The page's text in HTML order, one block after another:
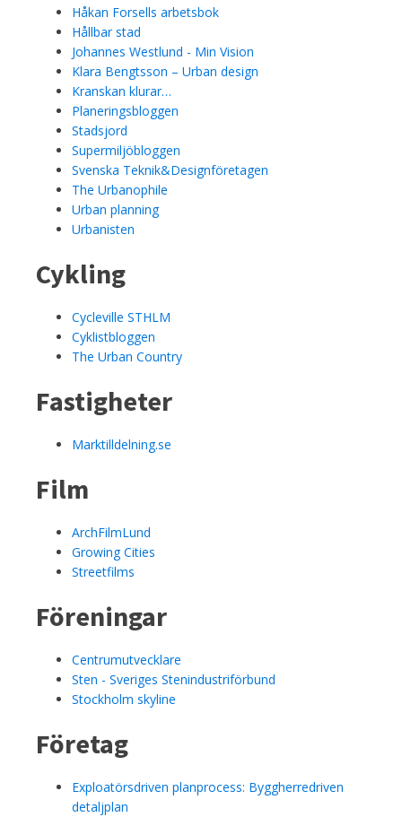
Håkan Forsells arbetsbok
Hållbar stad
Johannes Westlund - Min Vision
Klara Bengtsson – Urban design
Kranskan klurar…
Planeringsbloggen
Stadsjord
Supermiljöbloggen
Svenska Teknik&Designföretagen
The Urbanophile
Urban planning
Urbanisten
Cykling
Cycleville STHLM
Cyklistbloggen
The Urban Country
Fastigheter
Marktilldelning.se
Film
ArchFilmLund
Growing Cities
Streetfilms
Föreningar
Centrumutvecklare
Sten - Sveriges Stenindustriförbund
Stockholm skyline
Företag
Exploatörsdriven planprocess: Byggherredriven
detaljplan